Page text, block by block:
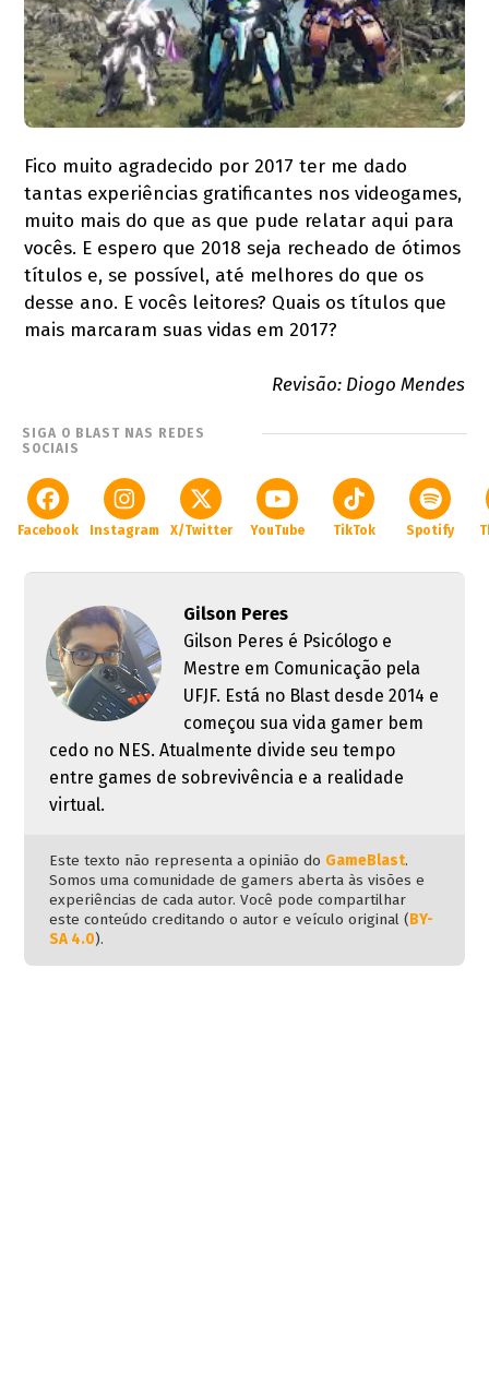
Fico muito agradecido por 2017 ter me dado
tantas experiências gratificantes nos videogames,
muito mais do que as que pude relatar aqui para
vocês. E espero que 2018 seja recheado de ótimos
títulos e, se possível, até melhores do que os
desse ano. E vocês leitores? Quais os títulos que
mais marcaram suas vidas em 2017?
Revisão: Diogo Mendes
SIGA O BLAST NAS REDES
SOCIAIS
Facebook Instagram X/Twitter YouTube TikTok Spotify
Gilson Peres
Gilson Peres é Psicólogo e
Mestre em Comunicação pela
UFJF. Está no Blast desde 2014 e
começou sua vida gamer bem
cedo no NES. Atualmente divide seu tempo
entre games de sobrevivência e a realidade
virtual.
Este texto não representa a opinião do GameBlast.
Somos uma comunidade de gamers aberta às visões e
experiências de cada autor. Você pode compartilhar
este conteúdo creditando o autor e veículo original (BY-
SA 4.0).